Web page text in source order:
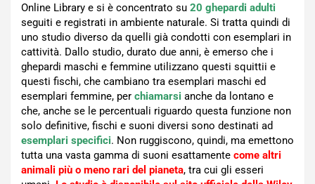
Online Library e si è concentrato su 20 ghepardi adulti
seguiti e registrati in ambiente naturale. Si tratta quindi di
uno studio diverso da quelli già condotti con esemplari in
cattività. Dallo studio, durato due anni, è emerso che i
ghepardi maschi e femmine utilizzano questi squittii e
questi fischi, che cambiano tra esemplari maschi ed
esemplari femmine, per chiamarsi anche da lontano e
che, anche se le percentuali riguardo questa funzione non
solo definitive, fischi e suoni diversi sono destinati ad
esemplari specifici. Non ruggiscono, quindi, ma emettono
tutta una vasta gamma di suoni esattamente come altri
animali più o meno rari del pianeta, tra cui gli esseri